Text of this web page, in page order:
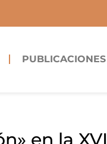
PUBLICACIONES
en la XVI